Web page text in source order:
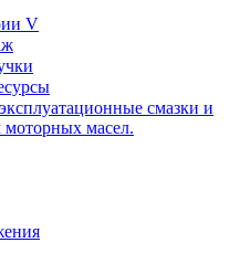
V
смазки и
моторных масел.